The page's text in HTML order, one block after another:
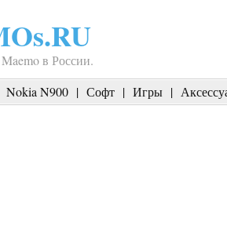
в России.
Nokia N900 | Софт | Игры |